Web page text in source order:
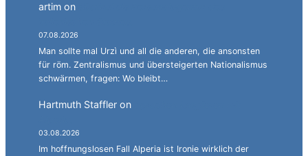
artim on
07.08.2026
Man sollte mal Urzì und all die anderen, die ansonsten
für röm. Zentralismus und übersteigerten Nationalismus
schwärmen, fragen: Wo bleibt…
Hartmuth Staffler on
03.08.2026
Im hoffnungslosen Fall Alperia ist Ironie wirklich der